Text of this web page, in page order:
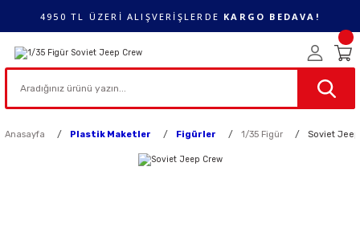
4950 TL ÜZERİ ALIŞVERİŞLERDE KARGO BEDAVA!
Anasayfa Plastik Maketler Figürler 1/35 Figür Soviet